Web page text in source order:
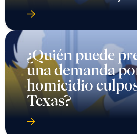
¿Quién puede
una demanda
homicidio
Texas?